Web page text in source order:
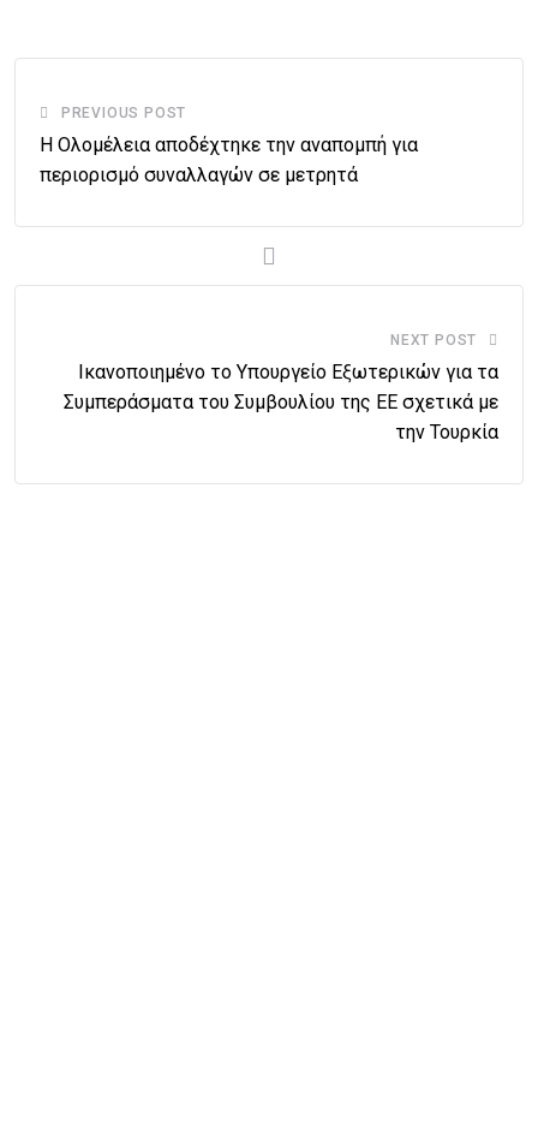
PREVIOUS POST
Η Ολομέλεια αποδέχτηκε την αναπομπή για
περιορισμό συναλλαγών σε μετρητά
NEXT POST
Ικανοποιημένο το Υπουργείο Εξωτερικών για τα
Συμπεράσματα του Συμβουλίου της ΕΕ σχετικά με
την Τουρκία